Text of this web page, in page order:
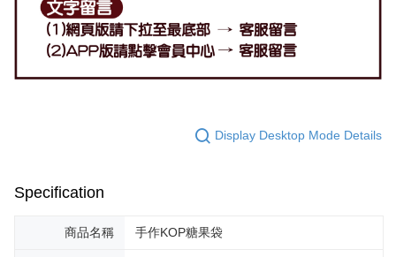
Display Desktop Mode Details
Specification
商品名稱 手作KOP糖果袋